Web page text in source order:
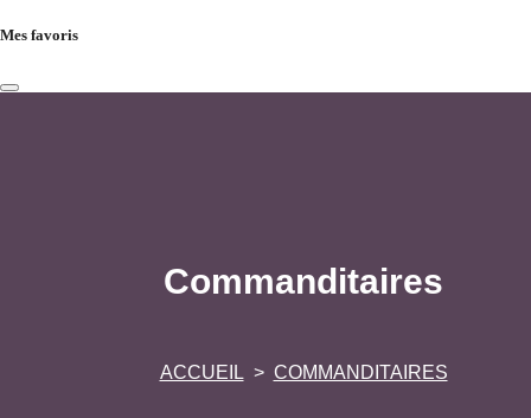
Mes favoris
Commanditaires
ACCUEIL COMMANDITAIRES